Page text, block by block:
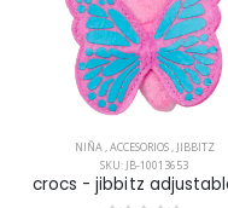
NIÑA,ACCESORIOS, JIBBITZ
SKU: JB-10013653